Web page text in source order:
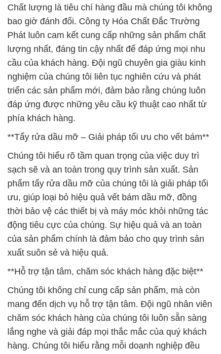
Chất lượng là tiêu chí hàng đầu mà chúng tôi không
bao giờ đánh đổi. Công ty Hóa Chất Đắc Trường
Phát luôn cam kết cung cấp những sản phẩm chất
lượng nhất, đáng tin cậy nhất để đáp ứng mọi nhu
cầu của khách hàng. Đội ngũ chuyên gia giàu kinh
nghiệm của chúng tôi liên tục nghiên cứu và phát
triển các sản phẩm mới, đảm bảo rằng chúng luôn
đáp ứng được những yêu cầu kỹ thuật cao nhất từ
phía khách hàng.
**Tẩy rửa dầu mỡ – Giải pháp tối ưu cho vết bám**
Chúng tôi hiểu rõ tầm quan trọng của việc duy trì
sạch sẽ và an toàn trong quy trình sản xuất. Sản
phẩm tẩy rửa dầu mỡ của chúng tôi là giải pháp tối
ưu, giúp loại bỏ hiệu quả vết bám dầu mỡ, đồng
thời bảo vệ các thiết bị và máy móc khỏi những tác
động tiêu cực của chúng. Sự hiệu quả và an toàn
của sản phẩm chính là đảm bảo cho quy trình sản
xuất suôn sẻ và hiệu quả.
**Hỗ trợ tận tâm, chăm sóc khách hàng đặc biệt**
Chúng tôi không chỉ cung cấp sản phẩm, mà còn
mang đến dịch vụ hỗ trợ tận tâm. Đội ngũ nhân viên
chăm sóc khách hàng của chúng tôi luôn sẵn sàng
lắng nghe và giải đáp mọi thắc mắc của quý khách
hàng. Chúng tôi hiểu rằng mỗi doanh nghiệp đều